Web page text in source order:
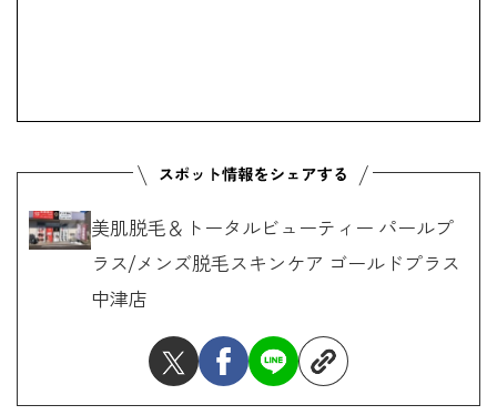
美肌脱毛＆トータルビューティー パールプ
ラス/メンズ脱毛スキンケア ゴールドプラス
中津店